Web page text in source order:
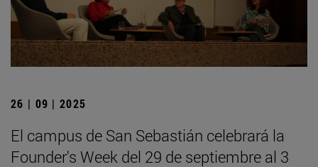
26 | 09 | 2025
El campus de San Sebastián celebrará la
Founder's Week del 29 de septiembre al 3